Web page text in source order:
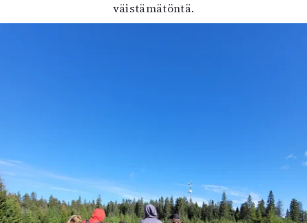
väistämätöntä.